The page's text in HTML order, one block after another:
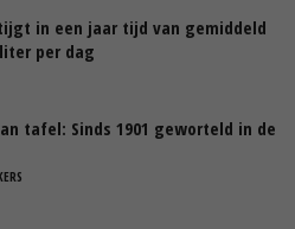
in een jaar tijd van gemiddeld
per dag
tafel: Sinds 1901 geworteld in de